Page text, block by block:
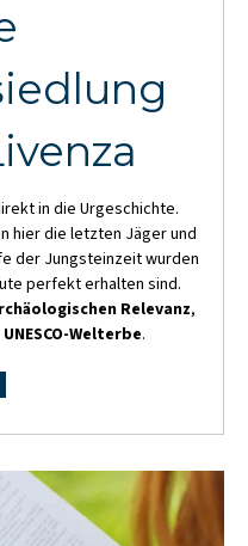
in die Urgeschichte.
hier die letzten Jäger und
der Jungsteinzeit wurden
perfekt erhalten sind.
Relevanz,
UNESCO-Welterbe.